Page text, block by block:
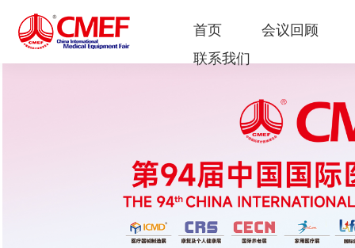
首页
会议回顾
联系我们